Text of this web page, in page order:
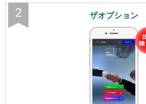
2 ザオプション